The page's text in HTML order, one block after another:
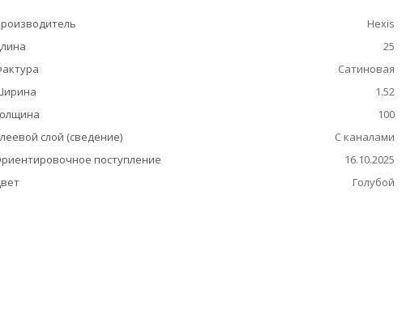
Hexis
25
Сатиновая
1.52
100
слой (сведение)
С каналами
поступление
16.10.2025
Голубой